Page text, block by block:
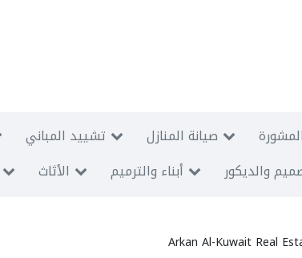
تشييد المباني صيانة المنازل
الأثاث أبناء والترميم والديكور